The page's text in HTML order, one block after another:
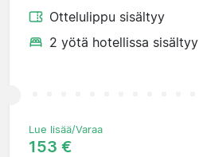
Ottelulippu sisältyy
2 yötä hotellissa sisältyy
Lue lisää/Varaa
153 €